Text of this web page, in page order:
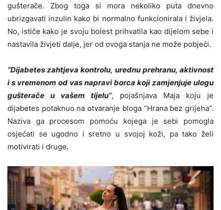
gušterače. Zbog toga si mora nekoliko puta dnevno
ubrizgavati inzulin kako bi normalno funkcionirala i živjela.
No, ističe kako je svoju bolest prihvatila kao dijelom sebe i
nastavila živjeti dalje, jer od ovoga stanja ne može pobjeći.
“Dijabetes zahtjeva kontrolu, urednu prehranu, aktivnost
i s vremenom od vas napravi borca koji zamjenjuje ulogu
gušterače u vašem tijelu”, pojašnjava Maja koju je
dijabetes potaknuo na otvaranje bloga “Hrana bez grijeha”.
Naziva ga procesom pomoću kojega je sebi pomogla
osjećati se ugodno i sretno u svojoj koži, pa tako želi
motivirati i druge.